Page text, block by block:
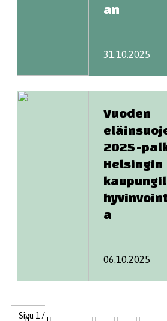
an
31.10.2025
Vuoden
2025 -
Helsingin
a
06.10.2025
Sivu 1 /